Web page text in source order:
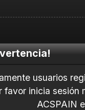
usuarios
favor inicia sesión
ACSPAIN